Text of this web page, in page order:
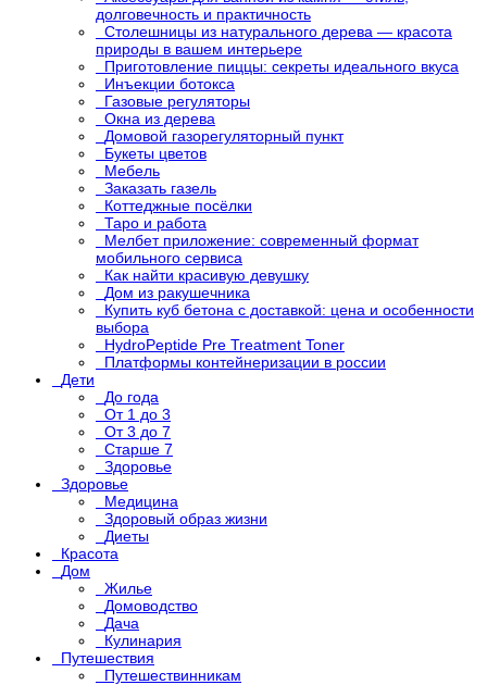
долговечность и практичность
Столешницы из натурального дерева — красота
природы в вашем интерьере
Приготовление пиццы: секреты идеального вкуса
Инъекции ботокса
Газовые регуляторы
Окна из дерева
Домовой газорегуляторный пункт
Букеты цветов
Мебель
Заказать газель
Коттеджные посёлки
Таро и работа
Мелбет приложение: современный формат
мобильного сервиса
Как найти красивую девушку
Дом из ракушечника
Купить куб бетона с доставкой: цена и особенности
выбора
HydroPeptide Pre Treatment Toner
Платформы контейнеризации в россии
Дети
До года
От 1 до 3
От 3 до 7
Старше 7
Здоровье
Здоровье
Медицина
Здоровый образ жизни
Диеты
Красота
Дом
Жилье
Домоводство
Дача
Кулинария
Путешествия
Путешествинникам